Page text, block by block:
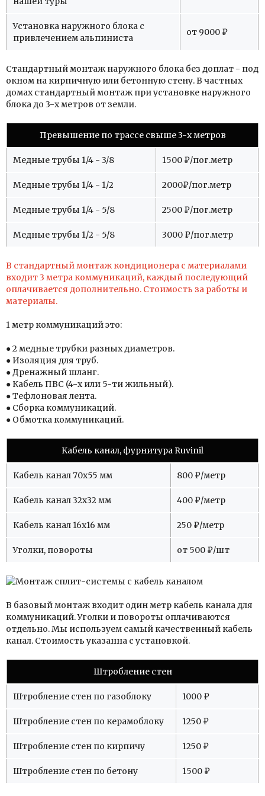
Установка наружного блока с
привлечением альпиниста
от 9000 ₽
Стандартный монтаж наружного блока без доплат - под
окном на кирпичную или бетонную стену. В частных
домах стандартный монтаж при установке наружного
блока до 3-х метров от земли.
Превышение по трассе свыше 3-х метров
Медные трубы 1/4 - 3/8 1500 ₽/пог.метр
Медные трубы 1/4 - 1/2 2000₽/пог.метр
Медные трубы 1/4 - 5/8 2500 ₽/пог.метр
Медные трубы 1/2 - 5/8 3000 ₽/пог.метр
В стандартный монтаж кондиционера с материалами
входит 3 метра коммуникаций, каждый последующий
оплачивается дополнительно. Стоимость за работы и
материалы.
1 метр коммуникаций это:
● 2 медные трубки разных диаметров.
● Изоляция для труб.
● Дренажный шланг.
● Кабель ПВС (4-х или 5-ти жильный).
● Тефлоновая лента.
● Сборка коммуникаций.
● Обмотка коммуникаций.
Кабель канал, фурнитура Ruvinil
Кабель канал 70х55 мм 800 ₽/метр
Кабель канал 32х32 мм 400 ₽/метр
Кабель канал 16х16 мм 250 ₽/метр
Уголки, повороты от 500 ₽/шт
В базовый монтаж входит один метр кабель канала для
коммуникаций. Уголки и повороты оплачиваются
отдельно. Мы используем самый качественный кабель
канал. Стоимость указанна с установкой.
Штробление стен
Штробление стен по газоблоку 1000 ₽
Штробление стен по керамоблоку 1250 ₽
Штробление стен по кирпичу 1250 ₽
Штробление стен по бетону 1500 ₽